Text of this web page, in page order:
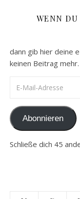
WENN
dann gib hier deine
keinen Beitrag mehr.
Abonnieren
Schließe dich 45